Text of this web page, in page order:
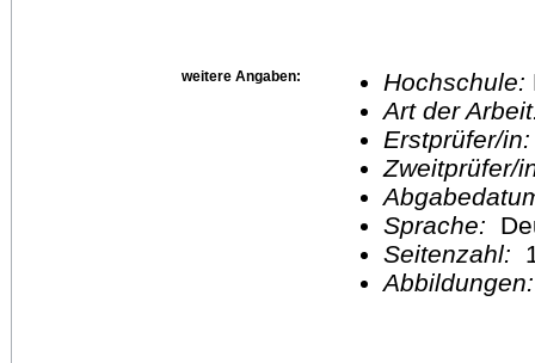
weitere Angaben: Hochschule:
Art der
Erstprüfer/
Sprache:
Seitenzahl: